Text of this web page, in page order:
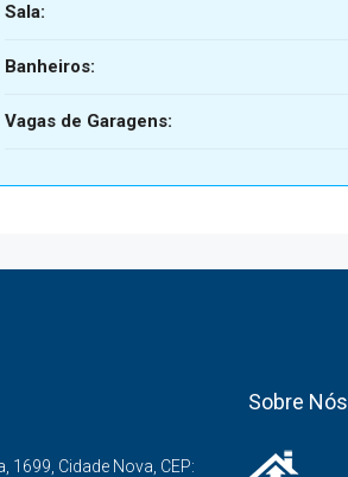
Sala:
Banheiros:
Vagas de Garagens:
1699, Cidade Nova, CEP:
Sobre Nós